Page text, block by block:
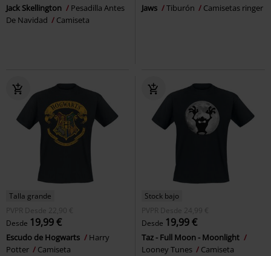
Jack Skellington
Pesadilla Antes
De Navidad
Camiseta
Jaws Tiburón Camisetas ringer
Talla grande
PVPR
Desde 22,90 €
Desde 19,99 €
Escudo de Hogwarts
Harry
Potter
Camiseta
Stock bajo
PVPR
Desde 24,99 €
Desde 19,99 €
Taz - Full Moon - Moonlight
Looney Tunes
Camiseta